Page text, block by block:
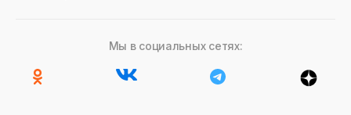
Мы в социальных сетях: